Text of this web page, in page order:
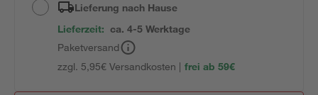
Lieferung nach Hause
Lieferzeit: ca. 4-5 Werktage
Paketversand
zzgl. 5,95€ Versandkosten | frei ab 59€